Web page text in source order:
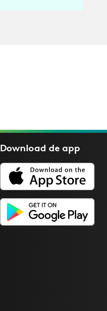
Download deapp